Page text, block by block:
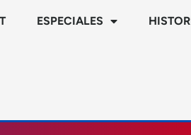
ESPECIALES